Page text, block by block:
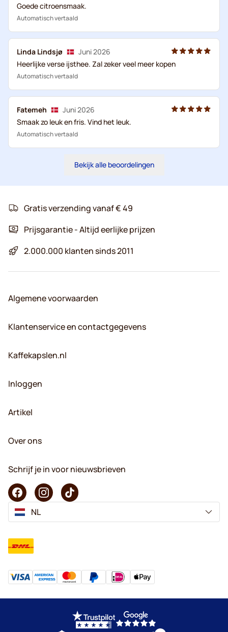
Goede citroensmaak.
Automatisch vertaald
Linda Lindsjø
Juni 2026
Heerlijke verse ijsthee. Zal zeker veel meer kopen
Automatisch vertaald
Fatemeh
Juni 2026
Smaak zo leuk en fris. Vind het leuk.
Automatisch vertaald
Bekijk alle beoordelingen
Gratis verzending vanaf € 49
Prijsgarantie - Altijd eerlijke prijzen
2.000.000 klanten sinds 2011
Algemene voorwaarden
Klantenservice en contactgegevens
Kaffekapslen.nl
Inloggen
Artikel
Over ons
Schrijf je in voor nieuwsbrieven
NL